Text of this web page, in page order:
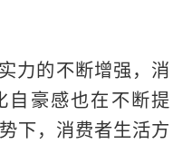
力的不断增强，消
自豪感也在不断提
下，消费者生活方